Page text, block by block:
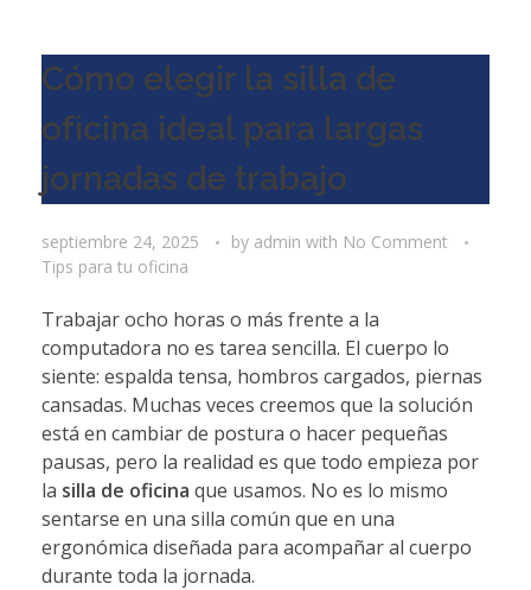
Cómo elegir la silla de
oficina ideal para largas
jornadas de trabajo
septiembre 24, 2025 by admin with No Comment
Tips para tu oficina
Trabajar ocho horas o más frente a la
computadora no es tarea sencilla. El cuerpo lo
siente: espalda tensa, hombros cargados, piernas
cansadas. Muchas veces creemos que la solución
está en cambiar de postura o hacer pequeñas
pausas, pero la realidad es que todo empieza por
la silla de oficina que usamos. No es lo mismo
sentarse en una silla común que en una
ergonómica diseñada para acompañar al cuerpo
durante toda la jornada.